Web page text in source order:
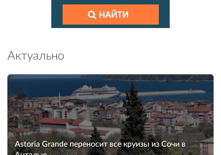
Актуально
Astoria Grande переносит все круизы из Сочи в